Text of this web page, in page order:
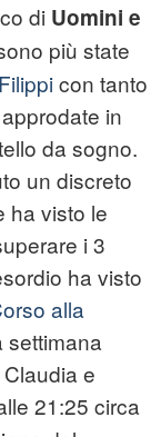
di Uomini e
più state
con tanto
in
da sogno.
un discreto
ha visto le
i 3
ha visto
alla
settimana
e
21:25 circa